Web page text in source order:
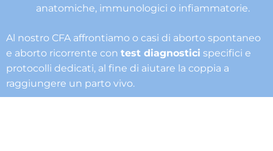
anatomiche, immunologici o infiammatorie.
Al nostro CFA affrontiamo o casi di aborto spontaneo
e aborto ricorrente con test diagnostici specifici e
protocolli dedicati, al fine di aiutare la coppia a
raggiungere un parto vivo.